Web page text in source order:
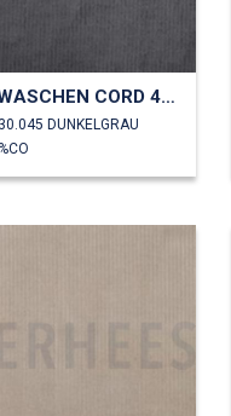
GEWASCHEN CORD 4.5W
DUNKELGRAU